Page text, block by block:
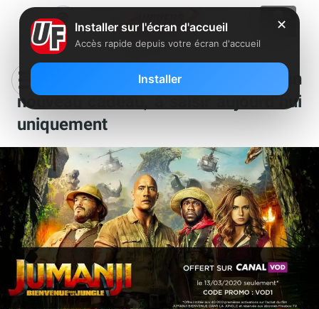
Abonnés Freebox: Free vous offre un
nouveau cadeau, à saisir aujourd’hui
uniquement
✕
Installer sur l'écran d'accueil
Accès rapide depuis votre écran d'accueil
Installer